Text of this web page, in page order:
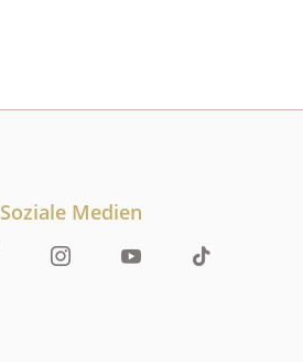
Soziale Medien